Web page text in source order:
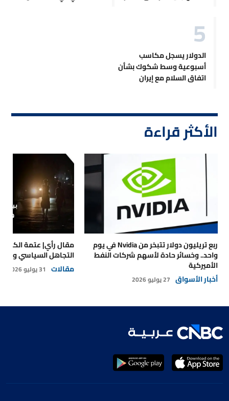
الدولار يسجل مكاسب
أسبوعية وسط شكوك بشأن
اتفاق السلام مع إيران
الأكثر قراءة
ربع تريليون دولار تتبخر من Nvidia في يوم
واحد.. وخسائر حادة لأسهم شركات النفط
الأميركية
أخبار الأسواق 27 يوليو 2026
مقال رأي| عتمة
التجاهل السياسي
مقالات 31 يوليو 2026